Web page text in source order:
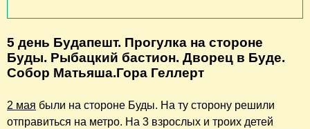
5 день Будапешт. Прогулка на стороне
Буды. Рыбацкий бастион. Дворец в Буде.
Собор Матьяша.Гора Геллерт
2 мая были на стороне Буды. На ту сторону решили
отправиться на метро. На 3 взрослых и троих детей